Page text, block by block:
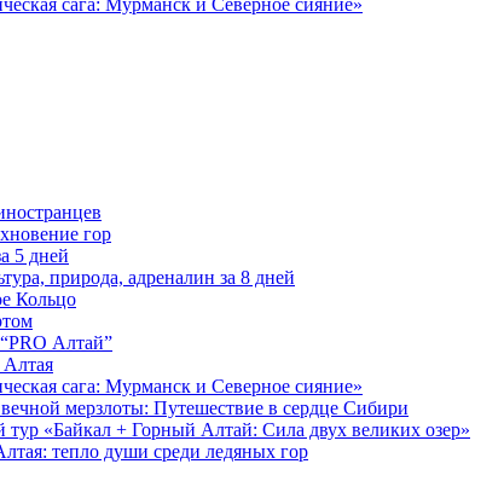
сага: Мурманск и Северное сияние»
гор
5 дней
природа, адреналин за 8 дней
Кольцо
Алтай”
Алтая
сага: Мурманск и Северное сияние»
мерзлоты: Путешествие в сердце Сибири
«Байкал + Горный Алтай: Сила двух великих озер»
тепло души среди ледяных гор